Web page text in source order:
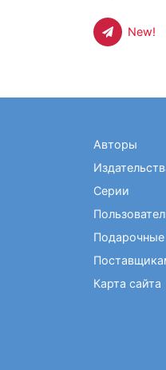
New!
Авторы
Серии
Карта сайта